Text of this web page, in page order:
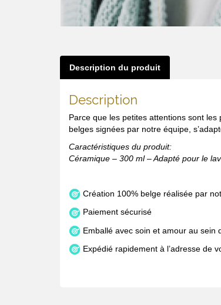
Description du produit
Description
Parce que les petites attentions sont
belges signées par notre équipe,
Caractéristiques du produit:
Céramique – 300 ml – Adapté pour le
Création 100% belge réalisée par
Paiement sécurisé
Emballé avec soin et amour au sein
Expédié rapidement à l’adresse de